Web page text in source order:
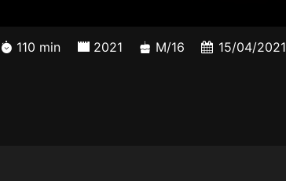
110 min 2021 M/16 15/04/2021